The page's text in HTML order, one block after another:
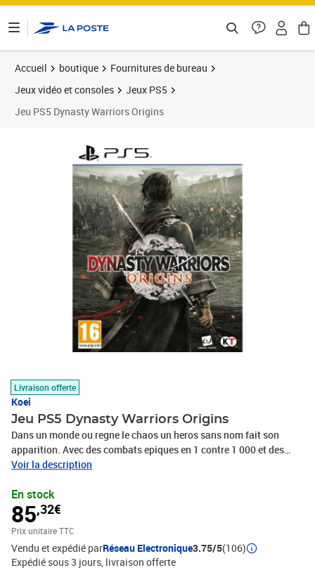
Accueil boutique
Fournitures de bureau
Jeux vidéo et consoles
Jeux PS5
Jeu PS5 Dynasty Warriors Origins
Livraison offerte
Koei
Jeu PS5 Dynasty Warriors Origins
Dans un monde ou regne le chaos un heros sans nom fait son
apparition. Avec des combats epiques en 1 contre 1 000 et des
armees gigantesques DYNASTY WARRIORS ORIGINS offre un
conquiert les contrees instables et chaotiques des Trois Royaumes
aux cotes de personnages legendaires dans le dernier opus de la
serie DYNASTY WARRIORS. Caracteristiques Vivez les scenes d
action les plus palpitantes de l histoire de la serie Des champs de
bataille pleins de tension ou vous etes defie par une armee
massive et infinie a perte de vue.
Voir la description
En stock
85,32€
Prix unitaire TTC
Vendu et expédié parRéseau Electronique3.75/5(106)
Expédié sous 3 jours livraison offerte